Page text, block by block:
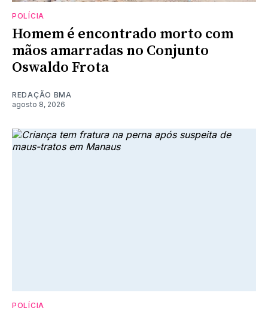
POLÍCIA
Homem é encontrado morto com
mãos amarradas no Conjunto
Oswaldo Frota
REDAÇÃO BMA
agosto 8, 2026
POLÍCIA